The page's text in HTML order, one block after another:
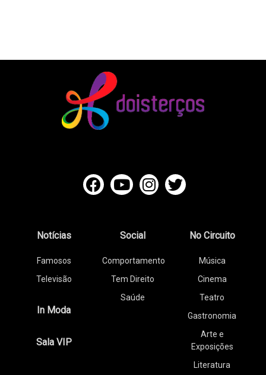
Notícias
Famosos
Televisão
In Moda
Sala VIP
Social
Comportamento
Tem Direito
Saúde
No Circuito
Música
Cinema
Teatro
Gastronomia
Arte e
Exposições
Literatura